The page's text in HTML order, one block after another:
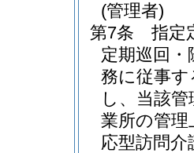
(管理者)
第7条
指定
定期巡回
務に従事
し、当該
業所の管理
応型訪問